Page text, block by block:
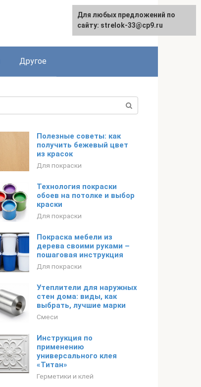
Другое
Полезные советы: как
получить бежевый цвет
из красок
Для покраски
Технология покраски
обоев на потолке и выбор
краски
Для покраски
Покраска мебели из
дерева своими руками –
пошаговая инструкция
Для покраски
Утеплители для наружных
стен дома: виды, как
выбрать, лучшие марки
Смеси
Инструкция по
применению
универсального клея
«Титан»
Герметики и клей
Для любых предложений по
сайту: strelok-33@cp9.ru
Для любых предложений по
сайту: strelok-33@cp9.ru